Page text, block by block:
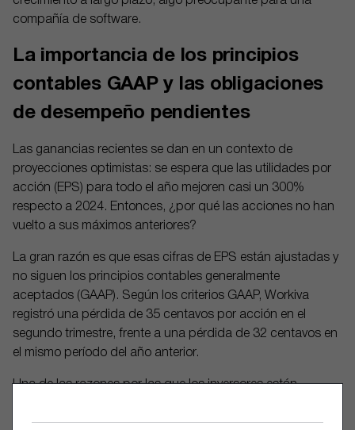
compañía de software.
La importancia de los principios
contables GAAP y las obligaciones
de desempeño pendientes
Las ganancias recientes se dan en un contexto de
proyecciones optimistas: se espera que las utilidades por
acción (EPS) para todo el año mejoren casi un 300%
respecto a 2024. Entonces, ¿por qué las acciones no han
vuelto a sus máximos anteriores?
La gran razón es que esas cifras de EPS están ajustadas y
no siguen los principios contables generalmente
aceptados (GAAP). Según los criterios GAAP, Workiva
registró una pérdida de 35 centavos por acción en el
segundo trimestre, frente a una pérdida de 32 centavos en
el mismo período del año anterior.
Una de las razones por las que los inversores están
obligaciones de desempeño pendientes. Esta cifra refleja